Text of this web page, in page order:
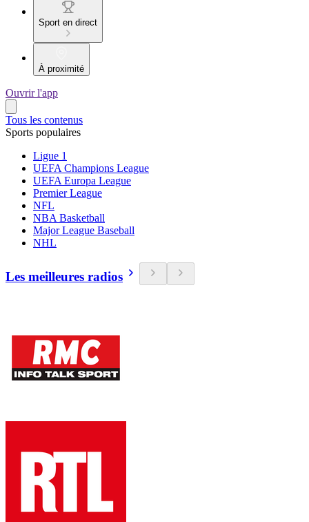
Sport en direct
À proximité
Ouvrir l'app
Tous les contenus
Sports populaires
Ligue 1
UEFA Champions League
UEFA Europa League
Premier League
NFL
NBA Basketball
Major League Baseball
NHL
Les meilleures radios